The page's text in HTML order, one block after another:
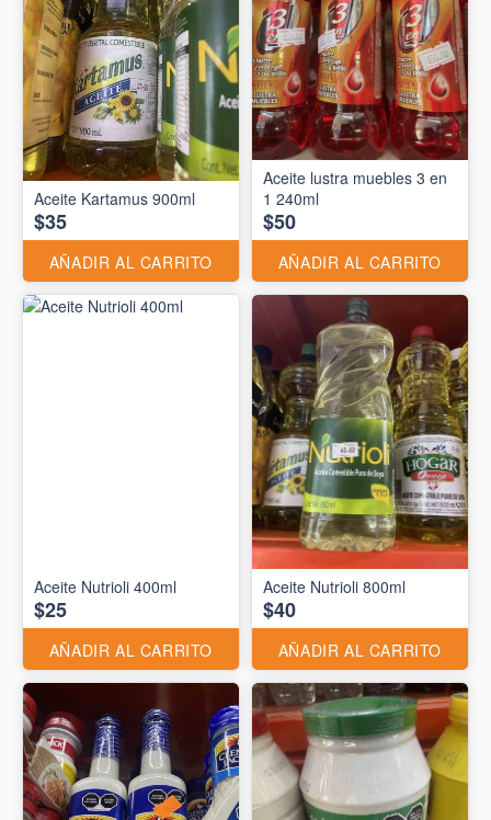
Aceite Kartamus 900ml
$35
AÑADIR AL CARRITO
Aceite lustra muebles 3 en
1 240ml
$50
AÑADIR AL CARRITO
Aceite Nutrioli 400ml
$25
AÑADIR AL CARRITO
Aceite Nutrioli 800ml
$40
AÑADIR AL CARRITO